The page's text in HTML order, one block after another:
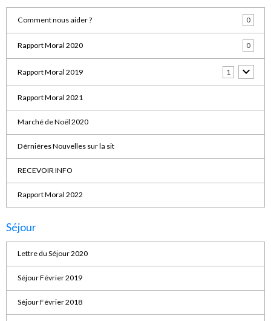
Comment nous aider ? 0
Rapport Moral 2020 0
Rapport Moral 2019 1
Rapport Moral 2021
Marché de Noël 2020
Dérniéres Nouvelles sur la sit
RECEVOIR INFO
Rapport Moral 2022
Séjour
Lettre du Séjour 2020
Séjour Février 2019
Séjour Février 2018